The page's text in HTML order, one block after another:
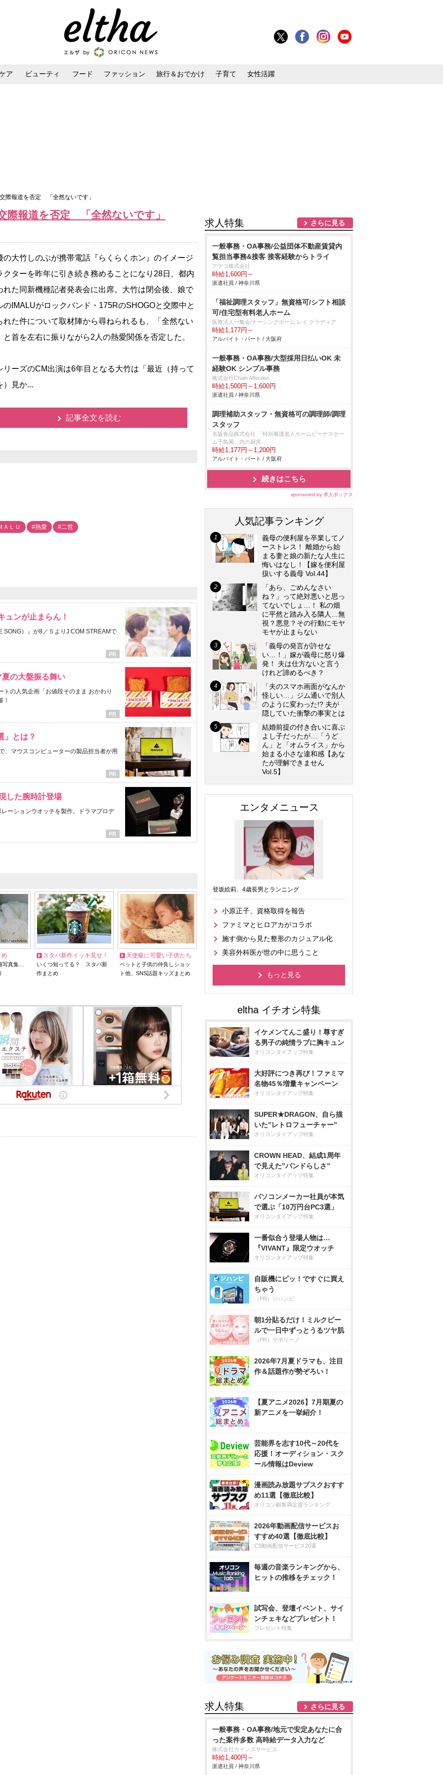
ア ビューティ フード ファッション 旅行＆おでかけ 子育て 女性活躍
際報道を否定 「全然ないです」
際報道を否定 「全然ないです」
大竹しのぶが携帯電話『らくらくホン』のイメージ
クターを昨年に引き続き務めることになり28日、都内
れた同新機種記者発表会に出席。大竹は閉会後、娘で
のIMALUがロックバンド・175RのSHOGOと交際中と
れた件について取材陣から尋ねられるも、「全然ない
と首を左右に振りながら2人の熱愛関係を否定した。
ーズのCM出演は6年目となる大竹は「最近（持って
）見か...
記事全文を読む
ＡＬＵ #熱愛 #二世
ュンが止まらん！
SONG）』が8／５よりJ:COM STREAMで
の大盤振る舞い
の人気企画「お値段そのまま おかわり
！
」とは？
、マウスコンピューターの製品担当者が用
した腕時計登場
ーションウオッチを製作。ドラマプロデ
め
写真集…
スタバ新作イッキ見せ！
いくつ知ってる？ スタバ新
作まとめ
天使級に可愛い子供たち
ペットと子供の仲良しショッ
ト他、SNS話題キッズまとめ
求人特集 さらに見る
一般事務・OA事務/公益団体不動産賃貸内
覧担当事務&接客 接客経験からトライ
アデコ株式会社
時給1,600円～
派遣社員 / 神奈川県
「福祉調理スタッフ」無資格可/シフト相談
可/住宅型有料老人ホーム
医療法人一亀会/ナーシングホーム レイ クラディア
時給1,177円～
アルバイト・パート / 大阪府
一般事務・OA事務/大型採用日払いOK 未
経験OK シンプル事務
株式会社Chain Affection
時給1,500円～1,600円
派遣社員 / 神奈川県
調理補助スタッフ・無資格可の調理師/調理
スタッフ
名阪食品株式会社 「特別養護老人ホームビーナスホー
ム千島園」内の厨房
時給1,177円～1,200円
アルバイト・パート / 大阪府
続きはこちら
sponsored by 求人ボックス
人気記事ランキング
義母の便利屋を卒業してノ
ーストレス！ 離婚から始
まる妻と娘の新たな人生に
悔いはなし！【嫁を便利屋
扱いする義母 Vol.44】
「あら、ごめんなさい
ね？」って絶対悪いと思っ
てないでしょ…！ 私の畑
に平然と踏み入る隣人…無
視？悪意？その行動にモヤ
モヤが止まらない
「義母の発言が許せな
い…！」嫁が義母に怒り爆
発！ 夫は仕方ないと言う
けれど諦めるべき？
「夫のスマホ画面がなんか
怪しい…」ジム通いで別人
のように変わった!? 夫が
隠していた衝撃の事実とは
結婚前提の付き合いに喜ぶ
よし子だったが…「うど
ん」と「オムライス」から
始まる小さな違和感【あな
たが理解できません
Vol.5】
エンタメニュース
登坂絵莉、4歳長男とランニング
小原正子、資格取得を報告
ファミマとヒロアカがコラボ
施す側から見た整形のカジュアル化
美容外科医が世の中に思うこと
もっと見る
イケメンてんこ盛り！尊すぎ
る男子の純情ラブに胸キュン
オリコンタイアップ特集
大好評につき再び！ファミマ
名物45％増量キャンペーン
オリコンタイアップ特集
SUPER★DRAGON、自ら描
いた”レトロフューチャー”
オリコンタイアップ特集
CROWN HEAD、結成1周年
で見えた”バンドらしさ”
オリコンタイアップ特集
パソコンメーカー社員が本気
で選ぶ「10万円台PC3選」
オリコンタイアップ特集
一番似合う登場人物は…
『VIVANT』限定ウオッチ
オリコンタイアップ特集
自販機にピッ！ですぐに買え
ちゃう
（PR）ジハンピ
朝1分貼るだけ！ミルクピー
ルで一日中ずっとうるツヤ肌
（PR）サボリーノ
2026年7月夏ドラマも、注目
作＆話題作が勢ぞろい！
【夏アニメ2026】7月期夏の
新アニメを一挙紹介！
芸能界を志す10代～20代を
応援！オーディション・スク
ール情報はDeview
漫画読み放題サブスクおすす
め11選【徹底比較】
オリコン顧客満足度ランキング
2026年動画配信サービスお
すすめ40選【徹底比較】
CS動画配信サービス20選
毎週の音楽ランキングから、
ヒットの推移をチェック！
試写会、登壇イベント、サイ
ンチェキなどプレゼント！
プレゼント特集
求人特集 さらに見る
一般事務・OA事務/地元で安定あなたに合
った案件多数 高時給データ入力など
株式会社カインズサービス
時給1,400円～
派遣社員 / 神奈川県